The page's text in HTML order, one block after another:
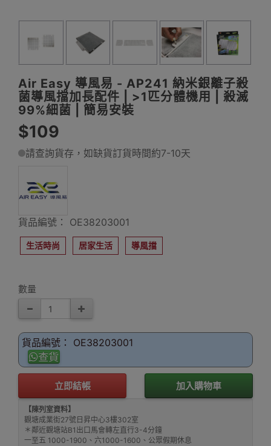
Air Easy 導風易 - AP241 納米銀離子殺
菌導風擋加長配件 | >1匹分體機用 | 殺滅
99%細菌 | 簡易安裝
$109
請查詢貨存，如缺貨訂貨時間約7-10天
貨品編號： OE38203001
生活時尚 居家生活 導風擋
數量
貨品編號： OE38203001
查貨
立即結帳 加入購物車
【陳列室資料】
觀塘成業街27號日昇中心3樓302室
＊鄰近觀塘站B1出口馬會轉左直行3-4分鐘
一至五 1000-1900、六1000-1600、公眾假期休息